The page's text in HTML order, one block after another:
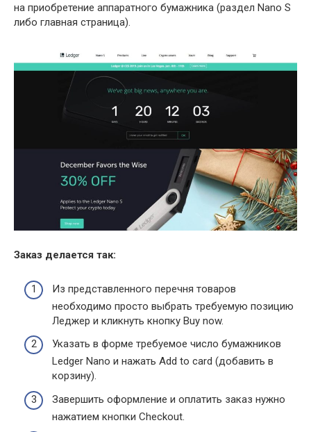
на приобретение аппаратного бумажника (раздел Nano S
либо главная страница).
Заказ делается так:
Из представленного перечня товаров
необходимо просто выбрать требуемую позицию
Леджер и кликнуть кнопку Buy now.
Указать в форме требуемое число бумажников
Ledger Nano и нажать Add to card (добавить в
корзину).
Завершить оформление и оплатить заказ нужно
нажатием кнопки Checkout.